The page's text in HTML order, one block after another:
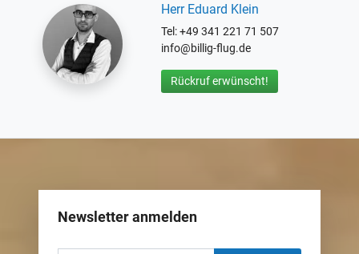
Herr Eduard Klein
Tel: +49 341 221 71 507
info@billig-flug.de
Rückruf erwünscht!
Newsletter anmelden